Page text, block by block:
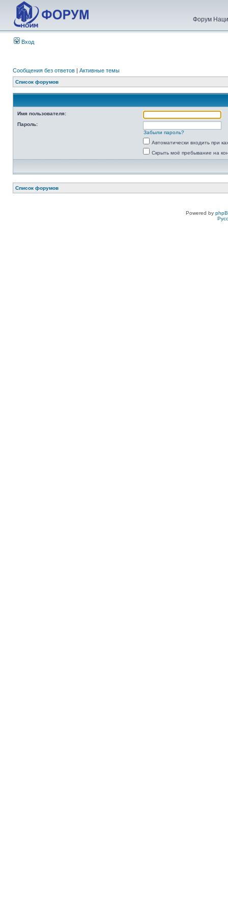
Форум
Вход
Сообщения без ответов | Активные темы
Список форумов
Имя пользователя:
Пароль:
Забыли пароль?
Автоматически входить при
Скрыть моё пребывание на
Список форумов
Powered by